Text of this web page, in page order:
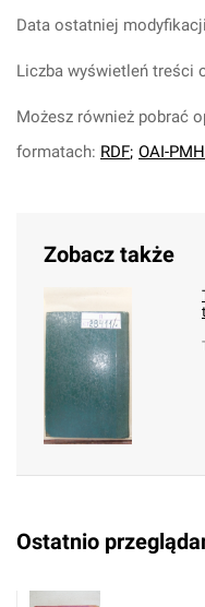
Data ostatniej
Liczba wyświetleń treści
Możesz również pobrać
formatach: RDF; OAI-PMH
Zobacz także
Ostatnio